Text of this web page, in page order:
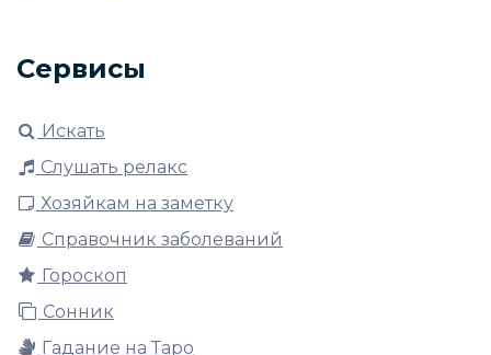
Сервисы
Искать
Слушать релакс
Хозяйкам на заметку
Справочник заболеваний
Гороскоп
Сонник
Гадание на Таро